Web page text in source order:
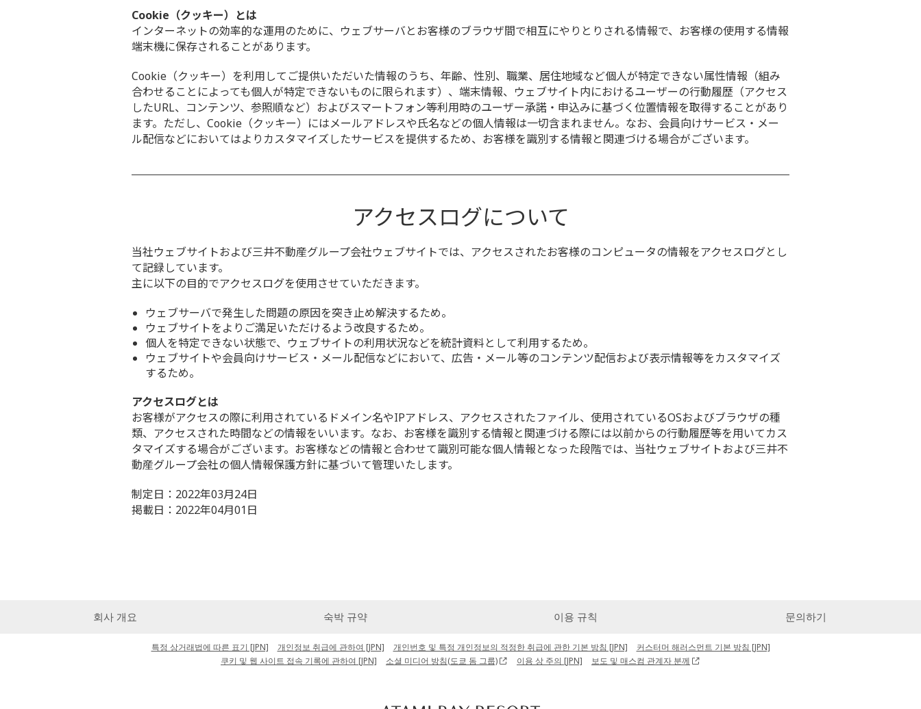
Cookie（クッキー）とは
インターネットの効率的な運用のために、ウェブサーバとお客様のブラウザ間で相互にやりとりされる情報で、お客様の使用する情報
端末機に保存されることがあります。
Cookie（クッキー）を利用してご提供いただいた情報のうち、年齢、性別、職業、居住地域など個人が特定できない属性情報（組み
合わせることによっても個人が特定できないものに限られます）、端末情報、ウェブサイト内におけるユーザーの行動履歴（アクセス
したURL、コンテンツ、参照順など）およびスマートフォン等利用時のユーザー承諾・申込みに基づく位置情報を取得することがあり
ます。ただし、Cookie（クッキー）にはメールアドレスや氏名などの個人情報は一切含まれません。なお、会員向けサービス・メー
ル配信などにおいてはよりカスタマイズしたサービスを提供するため、お客様を識別する情報と関連づける場合がございます。
アクセスログについて
当社ウェブサイトおよび三井不動産グループ会社ウェブサイトでは、アクセスされたお客様のコンピュータの情報をアクセスログとし
て記録しています。
主に以下の目的でアクセスログを使用させていただきます。
ウェブサーバで発生した問題の原因を突き止め解決するため。
ウェブサイトをよりご満足いただけるよう改良するため。
個人を特定できない状態で、ウェブサイトの利用状況などを統計資料として利用するため。
ウェブサイトや会員向けサービス・メール配信などにおいて、広告・メール等のコンテンツ配信および表示情報等をカスタマイズ
するため。
アクセスログとは
お客様がアクセスの際に利用されているドメイン名やIPアドレス、アクセスされたファイル、使用されているOSおよびブラウザの種
類、アクセスされた時間などの情報をいいます。なお、お客様を識別する情報と関連づける際には以前からの行動履歴等を用いてカス
タマイズする場合がございます。お客様などの情報と合わせて識別可能な個人情報となった段階では、当社ウェブサイトおよび三井不
動産グループ会社の個人情報保護方針に基づいて管理いたします。
制定日：2022年03月24日
掲載日：2022年04月01日
회사 개요 숙박 규약 이용 규칙 문의하기
특정 상거래법에 따른 표기 [JPN] 개인정보 취급에 관하여 [JPN] 개인번호 및 특정 개인정보의 적정한 취급에 관한 기본 방침 [JPN]
커스터머 해러스먼트 기본 방침 [JPN]
쿠키 및 웹 사이트 접속 기록에 관하여 [JPN]
소셜 미디어 방침(도쿄 돔 그룹) 이용 상 주의 [JPN] 보도 및 매스컴 관계자 분께